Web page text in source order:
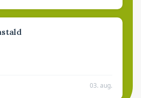
03. aug.